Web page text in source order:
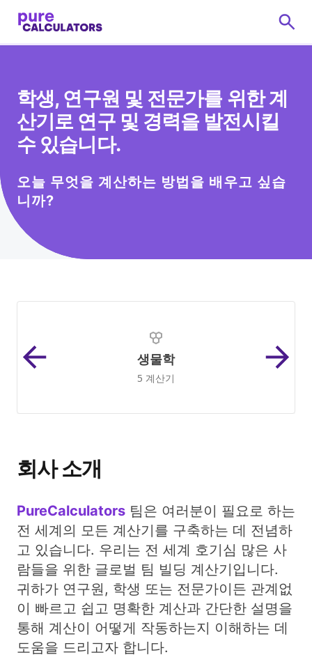
학생, 연구원 및 전문가를 위한 계
산기로 연구 및 경력을 발전시킬
수 있습니다.
오늘 무엇을 계산하는 방법을 배우고 싶습
니까?
생물학
5 계산기
회사 소개
PureCalculators 팀은 여러분이 필요로 하는
전 세계의 모든 계산기를 구축하는 데 전념하
고 있습니다. 우리는 전 세계 호기심 많은 사
람들을 위한 글로벌 팀 빌딩 계산기입니다.
귀하가 연구원, 학생 또는 전문가이든 관계없
이 빠르고 쉽고 명확한 계산과 간단한 설명을
통해 계산이 어떻게 작동하는지 이해하는 데
도움을 드리고자 합니다.